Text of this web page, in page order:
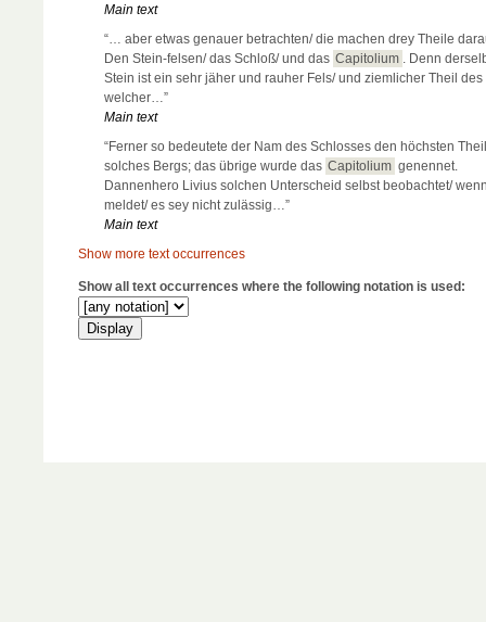
Main text
“… aber etwas genauer betrachten/ die machen drey Theile
Den Stein-felsen/ das Schloß/ und das Capitolium . Denn
Stein ist ein sehr jäher und rauher Fels/ und ziemlicher Theil des
welcher…”
Main text
“Ferner so bedeutete der Nam des Schlosses den höchsten Theil
solches Bergs; das übrige wurde das Capitolium genennet.
Dannenhero Livius solchen Unterscheid selbst beobachtet/
meldet/ es sey nicht zulässig…”
Main text
Show more text occurrences
Show all text occurrences where the following notation is used: